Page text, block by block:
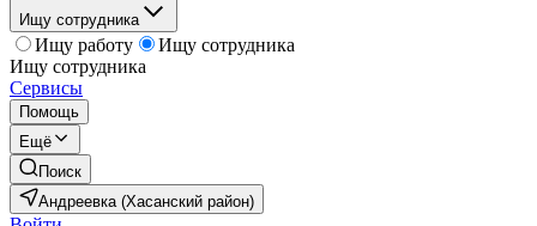
Ищу сотрудника
Ищу работу
Ищу сотрудника
Ищу сотрудника
Сервисы
Помощь
Ещё
Поиск
Андреевка (Хасанский район)